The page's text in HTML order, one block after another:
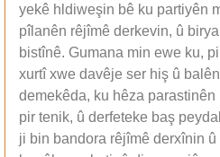
yekê hldiweşin bê ku partiyên
pîlanên rêjîmê derkevin, û
bistînê. Gumana min ewe ku,
xurtî xwe davêje ser hiş û
demekêda, ku hêza
pir tenik, û derfeteke baş
ji bin bandora rêjîmê derxînin